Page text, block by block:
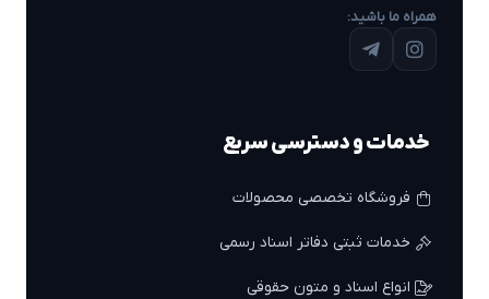
همراه ما باشید:
خدمات و دسترسی سریع
فروشگاه تخصصی محصولات
خدمات ثبتی دفاتر اسناد رسمی
انواع اسناد و متون حقوقی